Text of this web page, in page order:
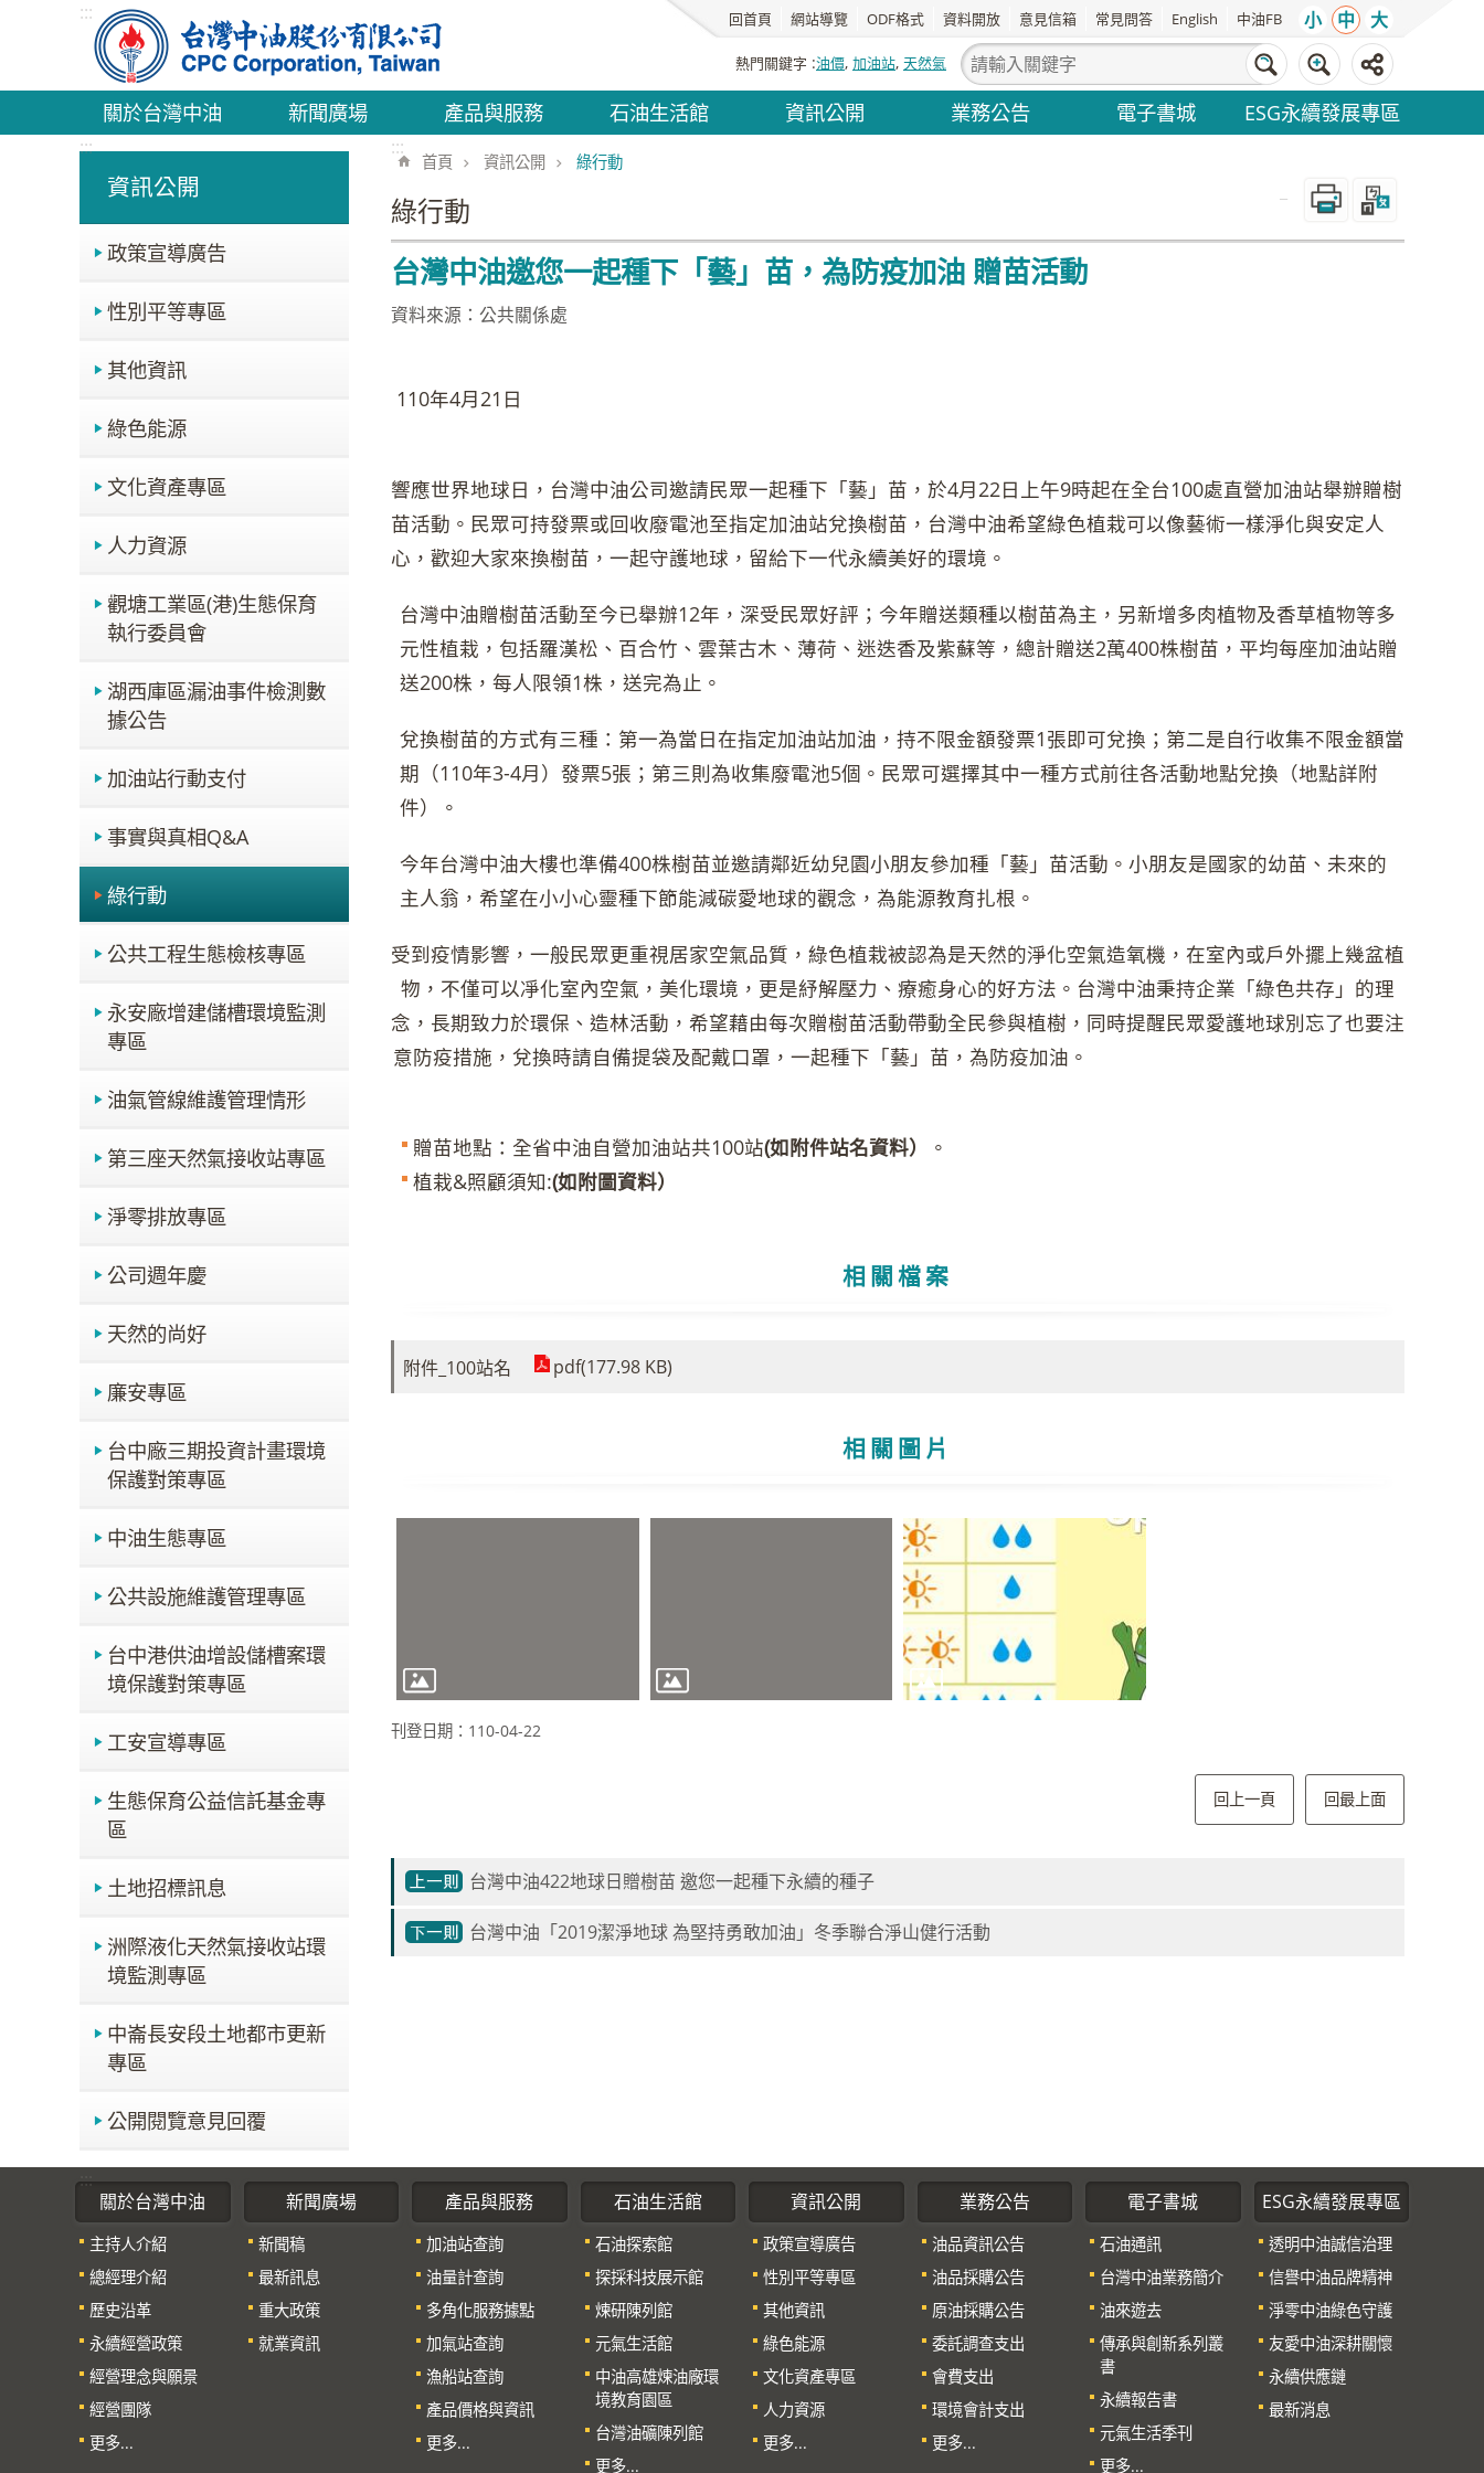
跳到主要內容區塊
::: 回首頁 網站導覽 ODF格式 資料開放 意見信箱 常見問答 English 中油FB 小 中 大
熱門關鍵字 油價 加油站 天然氣
關於台灣中油 新聞廣場 產品與服務 石油生活館 資訊公開 業務公告 電子書城 ESG永續發展專區
:::
資訊公開
政策宣導廣告
性別平等專區
其他資訊
綠色能源
文化資產專區
人力資源
觀塘工業區(港)生態保育
執行委員會
湖西庫區漏油事件檢測數
據公告
加油站行動支付
事實與真相Q&A
綠行動
公共工程生態檢核專區
永安廠增建儲槽環境監測
專區
油氣管線維護管理情形
第三座天然氣接收站專區
淨零排放專區
公司週年慶
天然的尚好
廉安專區
台中廠三期投資計畫環境
保護對策專區
中油生態專區
公共設施維護管理專區
台中港供油增設儲槽案環
境保護對策專區
工安宣導專區
生態保育公益信託基金專
區
土地招標訊息
洲際液化天然氣接收站環
境監測專區
中崙長安段土地都市更新
專區
公開閱覽意見回覆
:::
首頁 資訊公開 綠行動
綠行動
台灣中油邀您一起種下「藝」苗，為防疫加油 贈苗活動
資料來源：公共關係處
110年4月21日
響應世界地球日，台灣中油公司邀請民眾一起種下「藝」苗，於4月22日上午9時起在全台100處直營加油站舉辦贈樹
苗活動。民眾可持發票或回收廢電池至指定加油站兌換樹苗，台灣中油希望綠色植栽可以像藝術一樣淨化與安定人
心，歡迎大家來換樹苗，一起守護地球，留給下一代永續美好的環境。
台灣中油贈樹苗活動至今已舉辦12年，深受民眾好評；今年贈送類種以樹苗為主，另新增多肉植物及香草植物等多
元性植栽，包括羅漢松、百合竹、雲葉古木、薄荷、迷迭香及紫蘇等，總計贈送2萬400株樹苗，平均每座加油站贈
送200株，每人限領1株，送完為止。
兌換樹苗的方式有三種：第一為當日在指定加油站加油，持不限金額發票1張即可兌換；第二是自行收集不限金額當
期（110年3-4月）發票5張；第三則為收集廢電池5個。民眾可選擇其中一種方式前往各活動地點兌換（地點詳附
件）。
今年台灣中油大樓也準備400株樹苗並邀請鄰近幼兒園小朋友參加種「藝」苗活動。小朋友是國家的幼苗、未來的
主人翁，希望在小小心靈種下節能減碳愛地球的觀念，為能源教育扎根。
受到疫情影響，一般民眾更重視居家空氣品質，綠色植栽被認為是天然的淨化空氣造氧機，在室內或戶外擺上幾盆植
物，不僅可以凈化室內空氣，美化環境，更是紓解壓力、療癒身心的好方法。台灣中油秉持企業「綠色共存」的理
念，長期致力於環保、造林活動，希望藉由每次贈樹苗活動帶動全民參與植樹，同時提醒民眾愛護地球別忘了也要注
意防疫措施，兌換時請自備提袋及配戴口罩，一起種下「藝」苗，為防疫加油。
贈苗地點：全省中油自營加油站共100站(如附件站名資料）
。
植栽&照顧須知:(如附圖資料）
相關檔案
附件_100站名 pdf(177.98 KB)
相關圖片
刊登日期：110-04-22
回上一頁 回最上面
台灣中油422地球日贈樹苗 邀您一起種下永續的種子
台灣中油「2019潔淨地球 為堅持勇敢加油」冬季聯合淨山健行活動
:::
關於台灣中油
主持人介紹
總經理介紹
歷史沿革
永續經營政策
經營理念與願景
經營團隊
更多...
新聞廣場
新聞稿
最新訊息
重大政策
就業資訊
產品與服務
加油站查詢
油量計查詢
多角化服務據點
加氣站查詢
漁船站查詢
產品價格與資訊
更多...
石油生活館
石油探索館
探採科技展示館
煉研陳列館
元氣生活館
中油高雄煉油廠環
境教育園區
台灣油礦陳列館
更多...
資訊公開
政策宣導廣告
性別平等專區
其他資訊
綠色能源
文化資產專區
人力資源
更多...
業務公告
油品資訊公告
油品採購公告
原油採購公告
委託調查支出
會費支出
環境會計支出
更多...
電子書城
石油通訊
台灣中油業務簡介
油來遊去
傳承與創新系列叢
書
永續報告書
元氣生活季刊
更多...
ESG永續發展專區
透明中油誠信治理
信譽中油品牌精神
淨零中油綠色守護
友愛中油深耕關懷
永續供應鏈
最新消息